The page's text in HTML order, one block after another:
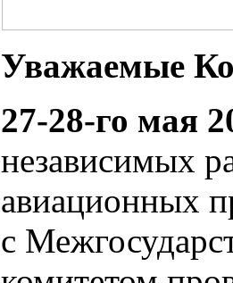
Уважаемые
27-28-го мая
независимых
авиационных
с